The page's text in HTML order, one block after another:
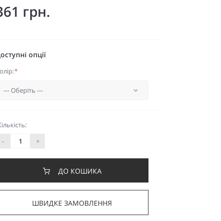
грн.
опції
*
-
+
ДО КОШИКА
ШВИДКЕ ЗАМОВЛЕННЯ